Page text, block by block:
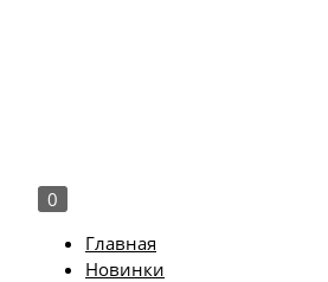
0
Главная
Новинки